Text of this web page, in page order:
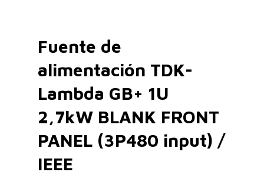
Fuente de
alimentación TDK-
Lambda GB+ 1U
2,7kW BLANK FRONT
PANEL (3P480 input) /
IEEE